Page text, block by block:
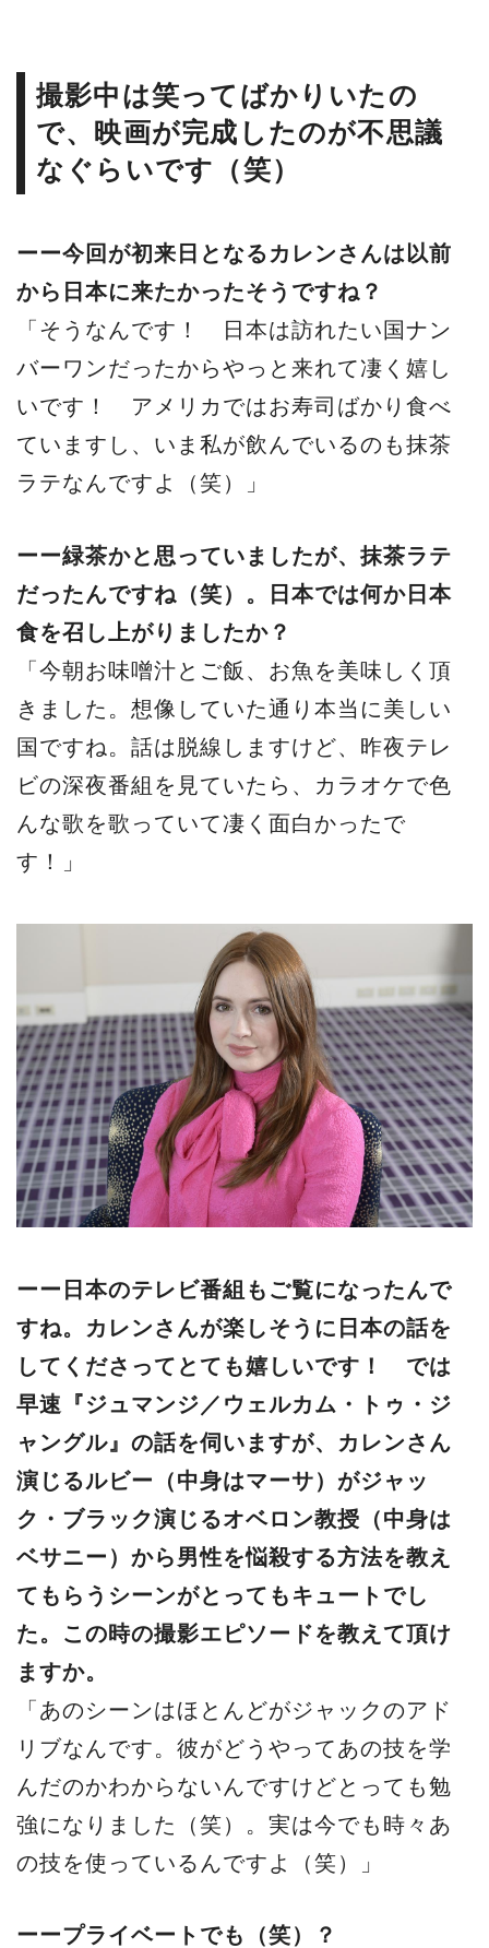
撮影中は笑ってばかりいたの
で、映画が完成したのが不思議
なぐらいです（笑）
ーー今回が初来日となるカレンさんは以前
から日本に来たかったそうですね？
「そうなんです！ 日本は訪れたい国ナン
バーワンだったからやっと来れて凄く嬉し
いです！ アメリカではお寿司ばかり食べ
ていますし、いま私が飲んでいるのも抹茶
ラテなんですよ（笑）」
ーー緑茶かと思っていましたが、抹茶ラテ
だったんですね（笑）。日本では何か日本
食を召し上がりましたか？
「今朝お味噌汁とご飯、お魚を美味しく頂
きました。想像していた通り本当に美しい
国ですね。話は脱線しますけど、昨夜テレ
ビの深夜番組を見ていたら、カラオケで色
んな歌を歌っていて凄く面白かったで
す！」
ーー日本のテレビ番組もご覧になったんで
すね。カレンさんが楽しそうに日本の話を
してくださってとても嬉しいです！ では
早速『ジュマンジ／ウェルカム・トゥ・ジ
ャングル』の話を伺いますが、カレンさん
演じるルビー（中身はマーサ）がジャッ
ク・ブラック演じるオベロン教授（中身は
ベサニー）から男性を悩殺する方法を教え
てもらうシーンがとってもキュートでし
た。この時の撮影エピソードを教えて頂け
ますか。
「あのシーンはほとんどがジャックのアド
リブなんです。彼がどうやってあの技を学
んだのかわからないんですけどとっても勉
強になりました（笑）。実は今でも時々あ
の技を使っているんですよ（笑）」
ーープライベートでも（笑）？